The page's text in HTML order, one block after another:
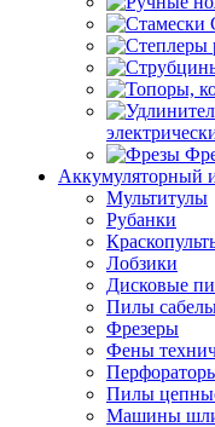
Аккумуляторный
Мультитулы
Рубанки
Лобзики
Дисковые
Пилы
Фрезеры
Фены
Пилы
Машины